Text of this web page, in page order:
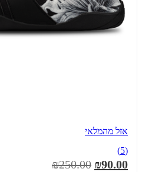
אזל מהמלאי
(5)
₪90.00
₪250.00